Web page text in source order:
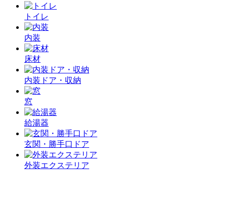
トイレ
内装
床材
内装ドア・収納
窓
給湯器
玄関・勝手口ドア
外装エクステリア